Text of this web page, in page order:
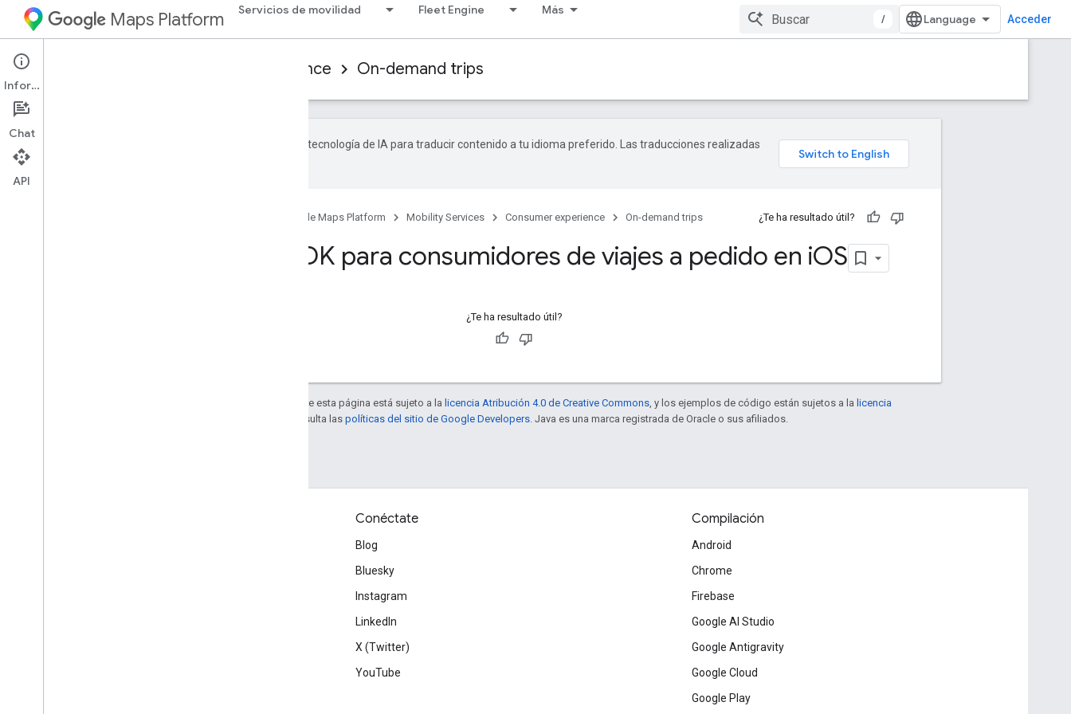
Maps Platform Servicios de movilidad Fleet Engine Más
/ Acceder
Mobility Services Consumer experience On-demand trips
Google utiliza tecnología de IA para traducir contenido a tu idioma preferido. Las traducciones realizadas
Google Maps Platform Mobility Services Consumer experience On-demand trips ¿Te ha resultado útil?
Referencia del SDK para consumidores de viajes a pedido en iOS
¿Te ha resultado útil?
Salvo que se indique lo contrario, el contenido de esta página está sujeto a la licencia Atribución 4.0 de Creative Commons , y los ejemplos de código están sujetos a la licencia
. Para obtener más información, consulta las políticas del sitio de Google Developers . Java es una marca registrada de Oracle o sus afiliados.
Conéctate
Blog
Bluesky
Instagram
LinkedIn
X (Twitter)
YouTube
Compilación
Android
Chrome
Firebase
Google AI Studio
Google Antigravity
Google Cloud
Google Play
Información
Chat
API